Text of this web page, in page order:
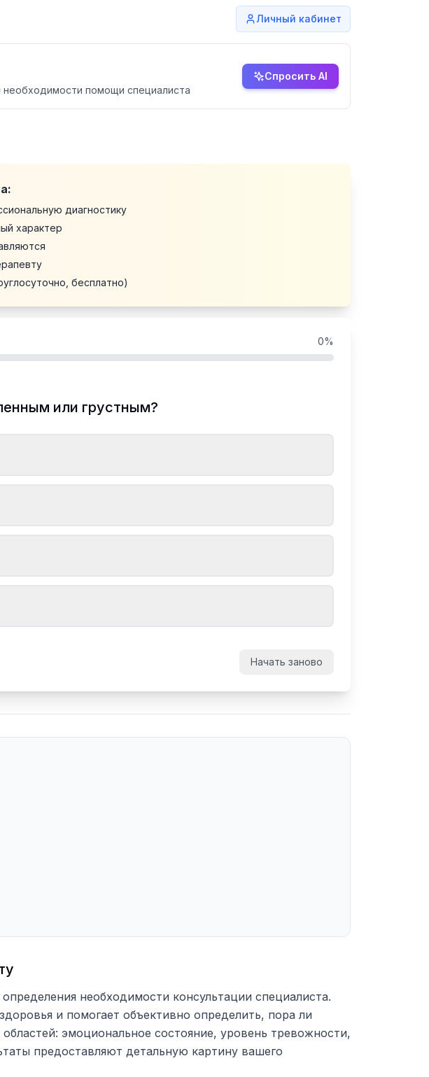
Личный кабинет
необходимости помощи специалиста
Спросить AI
диагностику
характер
бесплатно)
0%
или грустным?
Начать заново
необходимости консультации специалиста.
и помогает объективно определить, пора ли
эмоциональное состояние, уровень тревожности,
предоставляют детальную картину вашего